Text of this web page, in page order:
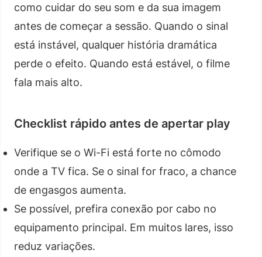
como cuidar do seu som e da sua imagem
antes de começar a sessão. Quando o sinal
está instável, qualquer história dramática
perde o efeito. Quando está estável, o filme
fala mais alto.
Checklist rápido antes de apertar play
Verifique se o Wi-Fi está forte no cômodo
onde a TV fica. Se o sinal for fraco, a chance
de engasgos aumenta.
Se possível, prefira conexão por cabo no
equipamento principal. Em muitos lares, isso
reduz variações.